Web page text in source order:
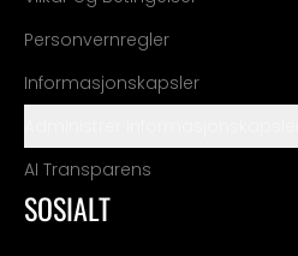
Personvernregler
Informasjonskapsler
AI Transparens
SOSIALT